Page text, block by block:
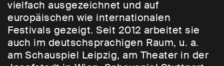
vielfach ausgezeichnet und auf
europäischen wie internationalen
Festivals gezeigt. Seit 2012 arbeitet sie
auch im deutschsprachigen Raum, u. a.
am Schauspiel Leipzig, am Theater in der